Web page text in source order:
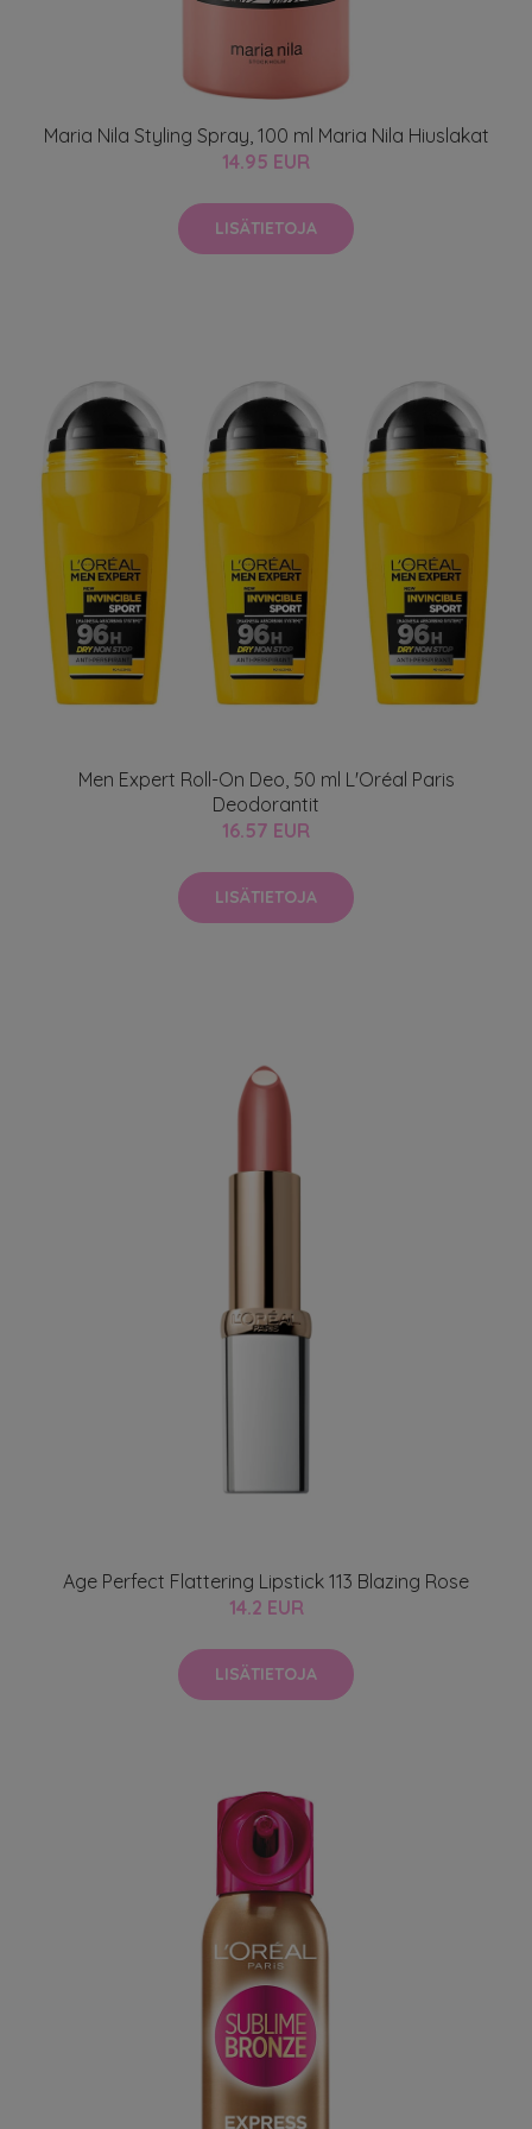
Maria Nila Styling Spray, 100 ml Maria Nila Hiuslakat
14.95 EUR
LISÄTIETOJA
Men Expert Roll-On Deo, 50 ml L'Oréal Paris
Deodorantit
16.57 EUR
LISÄTIETOJA
Age Perfect Flattering Lipstick 113 Blazing Rose
14.2 EUR
LISÄTIETOJA